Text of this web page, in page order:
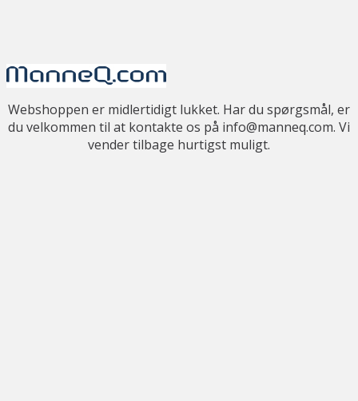
Webshoppen er midlertidigt lukket. Har du spørgsmål, er
du velkommen til at kontakte os på info@manneq.com. Vi
vender tilbage hurtigst muligt.